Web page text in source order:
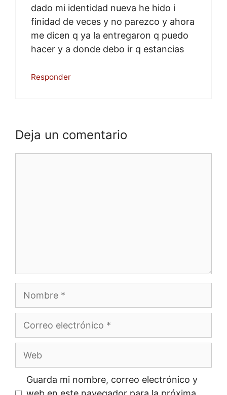
dado mi identidad nueva he hido i
finidad de veces y no parezco y ahora
me dicen q ya la entregaron q puedo
hacer y a donde debo ir q estancias
Responder
Deja un comentario
Correo
Guarda mi nombre, correo electrónico y